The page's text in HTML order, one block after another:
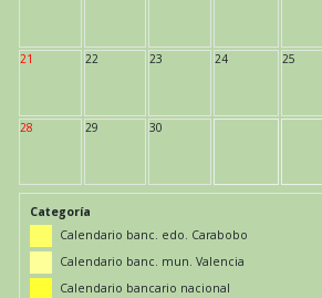
21 22 23 24 25
28 29 30
Categoría
Calendario banc. edo. Carabobo
Calendario banc. mun. Valencia
Calendario bancario nacional